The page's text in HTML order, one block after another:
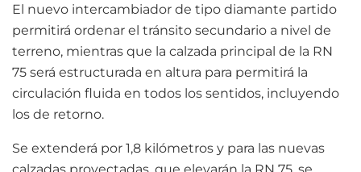
El nuevo intercambiador de tipo diamante partido
permitirá ordenar el tránsito secundario a nivel de
terreno, mientras que la calzada principal de la RN
75 será estructurada en altura para permitirá la
circulación fluida en todos los sentidos, incluyendo
los de retorno.
Se extenderá por 1,8 kilómetros y para las nuevas
calzadas proyectadas, que elevarán la RN 75, se